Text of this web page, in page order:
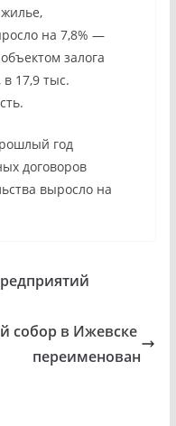
на 7,8% —
залога
17,9 тыс.
год
договоров
выросло на
собор в Ижевске
переименован